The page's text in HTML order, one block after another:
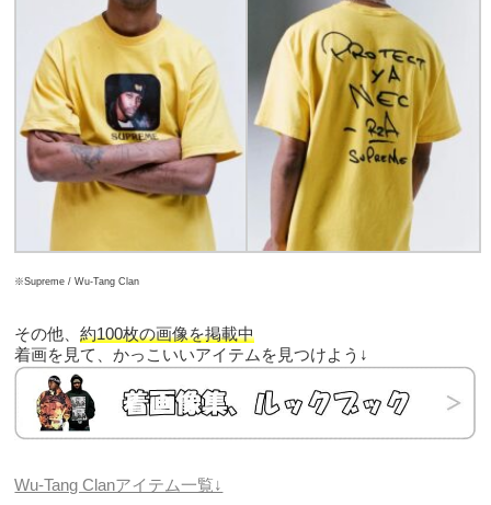
※Supreme / Wu-Tang Clan
その他、約100枚の画像を掲載中
着画を見て、かっこいいアイテムを見つけよう↓
Wu-Tang Clanアイテム一覧↓